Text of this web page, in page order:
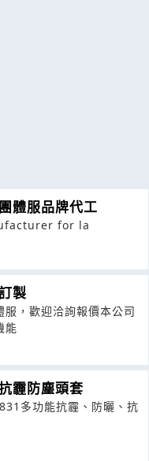
體服品牌代工
for la
製
，歡迎洽詢報價本公司
能
霾防塵頭套
多功能抗霾、防曬、抗